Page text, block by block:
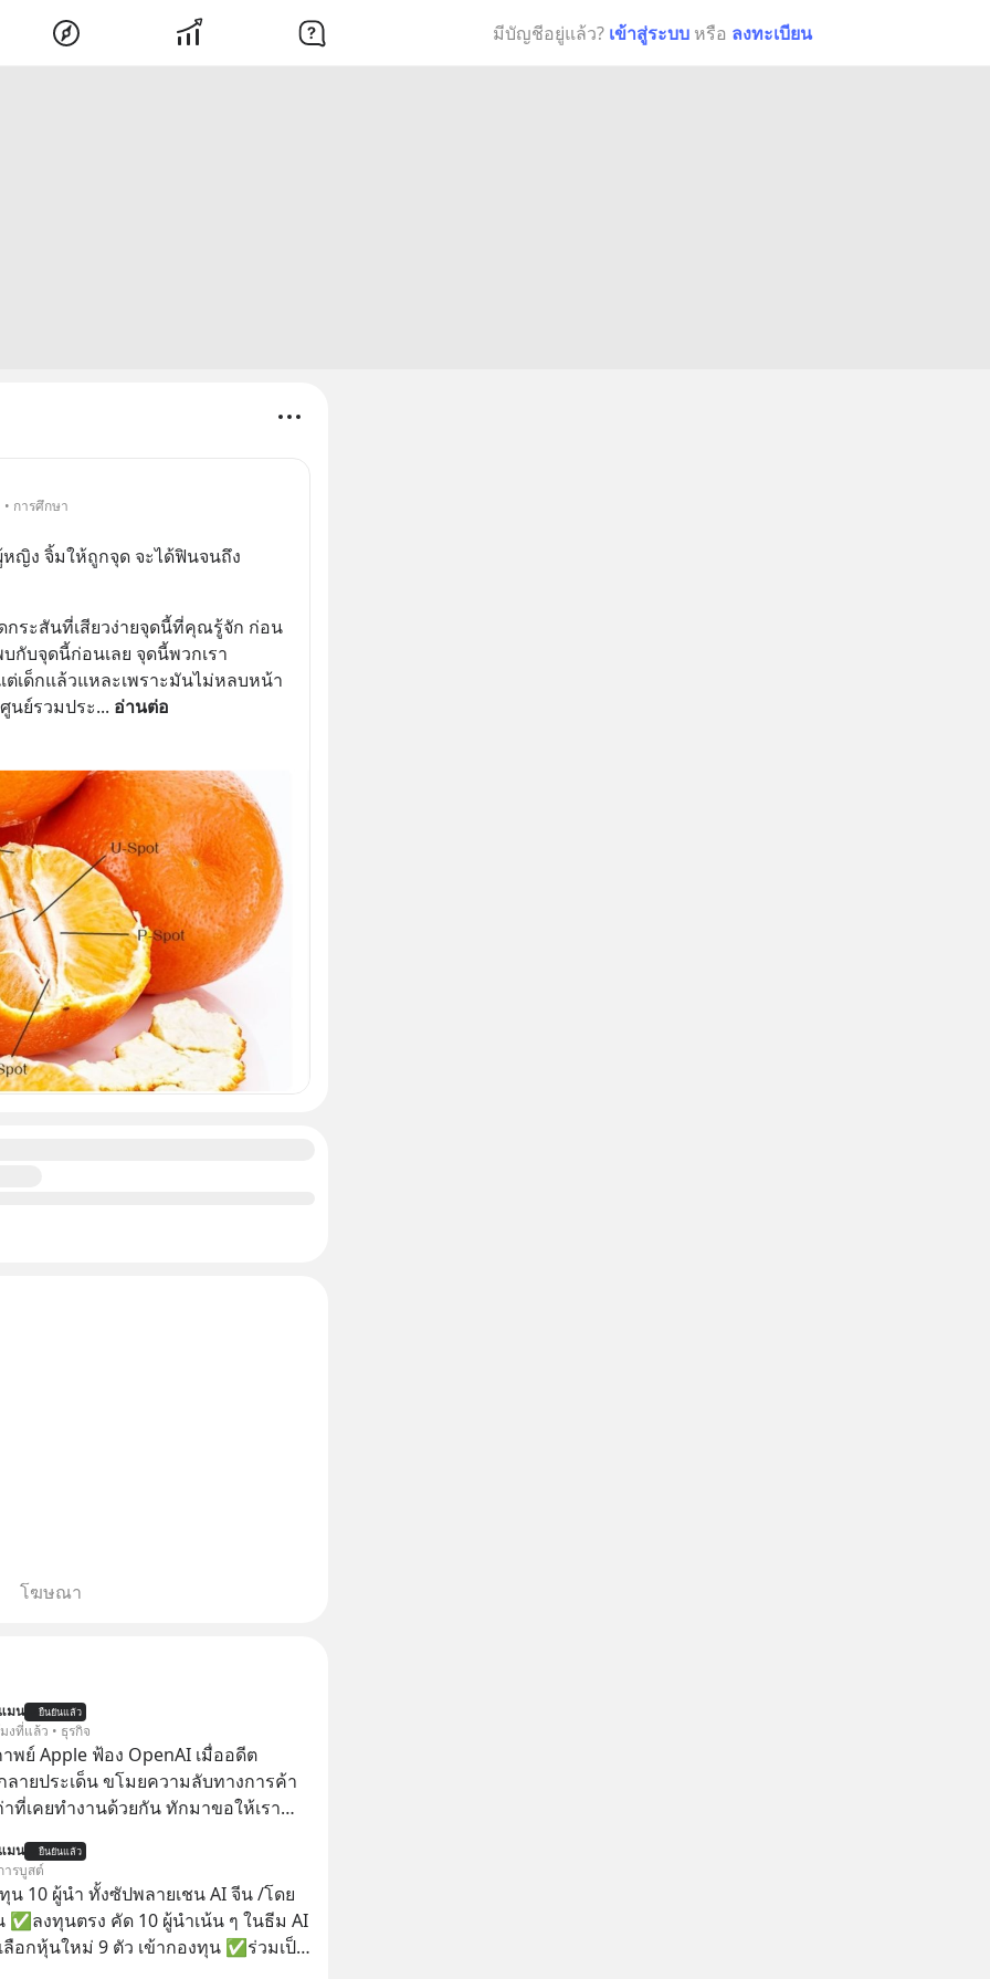
มีบัญชีอยู่แล้ว? เข้าสู่ระบบ หรือ ลงทะเบียน
• การศึกษา
หญิง จิ้มให้ถูกจุด จะได้ฟินจนถึง
ดกระสันที่เสียวง่ายจุดนี้ที่คุณรู้จัก ก่อน
กับจุดนี้ก่อนเลย จุดนี้พวกเรา
เด็กแล้วแหละเพราะมันไม่หลบหน้า
นย์รวมประ... อ่านต่อ
โฆษณา
มน ยืนยันแล้ว
งที่แล้ว • ธุรกิจ
พย์ Apple ฟ้อง OpenAI เมื่ออดีต
ายประเด็น ขโมยความลับทางการค้า
าที่เคยทำงานด้วยกัน ทักมาขอให้เรา
มน ยืนยันแล้ว
ารบูสต์
น 10 ผู้นำ ทั้งซัปพลายเชน AI จีน /โดย
ลงทุนตรง คัด 10 ผู้นำเน้น ๆ ในธีม AI
อกหุ้นใหม่ 9 ตัว เข้ากองทุน ✅ร่วมเป็น